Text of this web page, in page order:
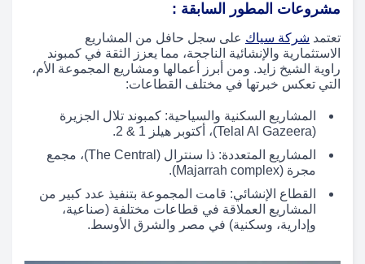
مشروعات المطور السابقة :
تعتمد شركة سياك على سجل حافل من المشاريع
الاستثمارية والإنشائية الناجحة، مما يعزز الثقة في كمبوند
راوية الشيخ زايد. ومن أبرز أعمالها ومشاريع المجموعة الأم،
التي تعكس خبرتها في مختلف القطاعات:
المشاريع السكنية والسياحية: كمبوند تلال الجزيرة
(Telal Al Gazeera)، أكتوبر هيلز 1 & 2.
المشاريع المتعددة: ذا سنترال (The Central)، مجمع
مجرة (Majarrah complex).
القطاع الإنشائي: قامت المجموعة بتنفيذ عدد كبير من
المشاريع العملاقة في قطاعات مختلفة (صناعية،
وإدارية، وسكنية) في مصر والشرق الأوسط.